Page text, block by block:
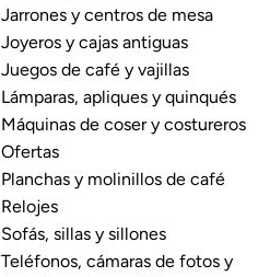
Jarrones y centros de mesa
Joyeros y cajas antiguas
Juegos de café y vajillas
Lámparas, apliques y quinqués
Máquinas de coser y costureros
Ofertas
Planchas y molinillos de café
Relojes
Sofás, sillas y sillones
Teléfonos, cámaras de fotos y